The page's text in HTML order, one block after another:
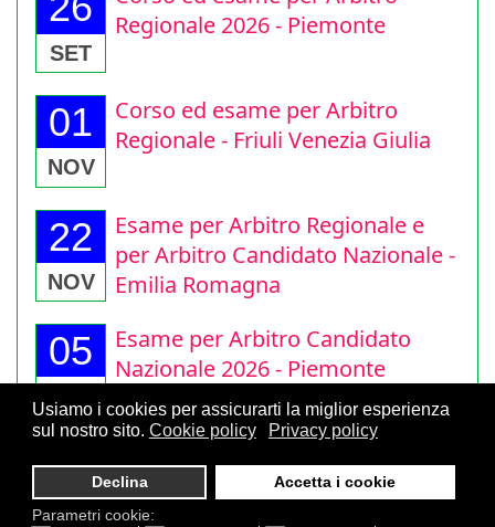
Usiamo i cookies per assicurarti la miglior esperienza
sul nostro sito. Cookie policy Privacy policy
Declina
Accetta i cookie
Parametri cookie:
26
SET
Corso ed esame per Arbitro
Regionale 2026 - Piemonte
01
NOV
Corso ed esame per Arbitro
Regionale - Friuli Venezia Giulia
22
NOV
Esame per Arbitro Regionale e
per Arbitro Candidato Nazionale -
Emilia Romagna
05
DIC
Esame per Arbitro Candidato
Nazionale 2026 - Piemonte